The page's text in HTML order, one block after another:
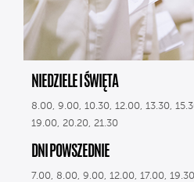
NIEDZIELE I ŚWIĘTA
8.00, 9.00, 10.30, 12.00, 13.30,
19.00, 20.20, 21.30
DNI POWSZEDNIE
7.00, 8.00, 9.00, 12.00, 17.00, 19.30